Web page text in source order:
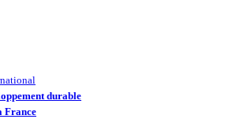
durable
France